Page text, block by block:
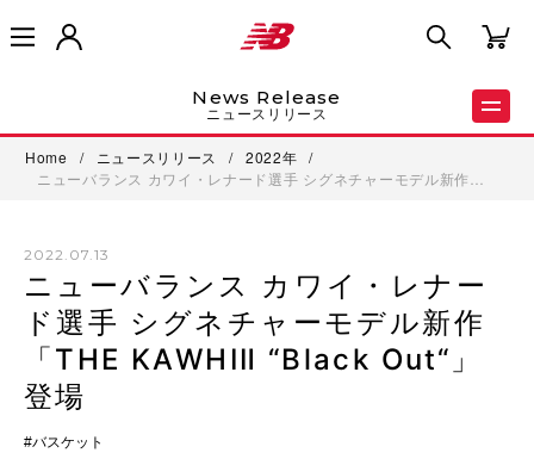
News Release
ニュースリリース
Home / ニュースリリース / 2022年
/
ニューバランス カワイ・レナード選手 シグネチャーモデル新作…
2022.07.13
ニューバランス カワイ・レナー
ド選手 シグネチャーモデル新作
「THE KAWHIⅡ “Black Out“」
登場
バスケット